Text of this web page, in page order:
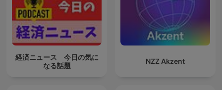
経済ニュース 今日の気に
なる話題
NZZ Akzent